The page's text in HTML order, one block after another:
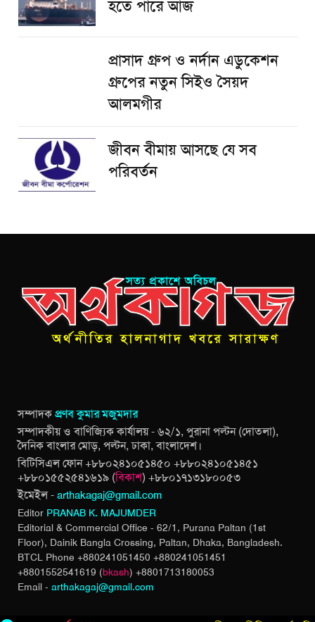
হতে পারে আজ
প্রাসাদ গ্রুপ ও নর্দান এডুকেশন
গ্রুপের নতুন সিইও সৈয়দ
আলমগীর
জীবন বীমায় আসছে যে সব
পরিবর্তন
সম্পাদকপ্রণব কুমার মজুমদার
সম্পাদকীয় ও বাণিজ্যিক কার্যালয় - ৬২/১, পুরানা পল্টন (দোতলা),
দৈনিক বাংলার মোড়, পল্টন, ঢাকা, বাংলাদেশ।
বিটিসিএল ফোন +৮৮০২৪১০৫১৪৫০ +৮৮০২৪১০৫১৪৫১
+৮৮০১৫৫২৫৪১৬১৯ (বিকাশ) +৮৮০১৭১৩১৮০০৫৩
ইমেইল - arthakagaj@gmail.com
Editor PRANAB K. MAJUMDER
Editorial & Commercial Office - 62/1, Purana Paltan (1st
Floor), Dainik Bangla Crossing, Paltan, Dhaka, Bangladesh.
BTCL Phone +880241051450 +880241051451
+8801552541619 (bkash) +8801713180053
Email - arthakagaj@gmail.com